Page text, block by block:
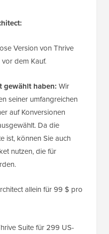
Version von Thrive
dem Kauf.
gewählt haben: Wir
seiner umfangreichen
auf Konversionen
Da die
ist, können Sie auch
nutzen, die für
allein für 99 $ pro
Suite für 299 US-